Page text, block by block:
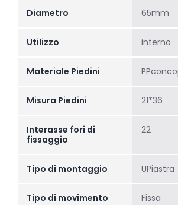
Diametro 65mm
Utilizzo interno
Materiale Piedini
Misura Piedini 21*36
Interasse fori di
fissaggio
22
Tipo di montaggio UPiastra
Tipo di movimento Fissa